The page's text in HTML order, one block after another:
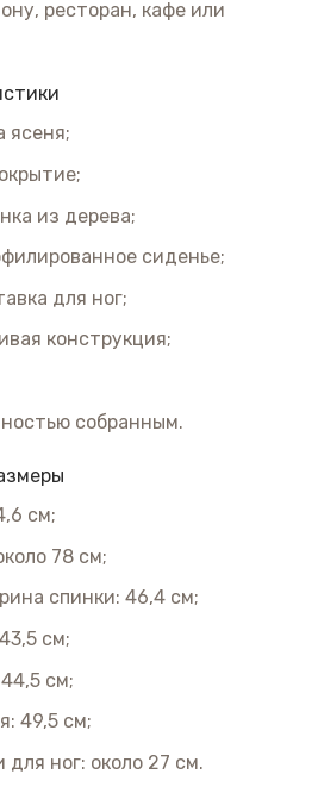
ресторан, кафе или
ясеня;
из дерева;
сиденье;
для ног;
конструкция;
собранным.
см;
78 см;
спинки: 46,4 см;
см;
см;
49,5 см;
ног: около 27 см.